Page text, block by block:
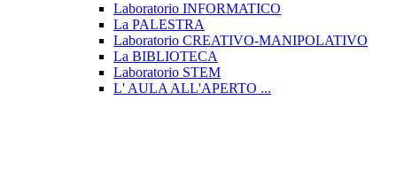
Laboratorio INFORMATICO
La PALESTRA
Laboratorio CREATIVO-MANIPOLATIVO
La BIBLIOTECA
Laboratorio STEM
L' AULA ALL'APERTO ...